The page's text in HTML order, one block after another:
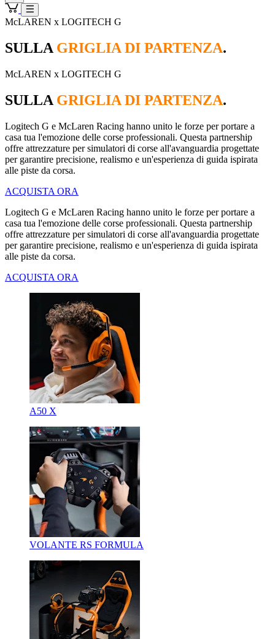
McLAREN x LOGITECH G
SULLA GRIGLIA DI PARTENZA.
McLAREN x LOGITECH G
SULLA GRIGLIA DI PARTENZA.
Logitech G e McLaren Racing hanno unito le forze per portare a
casa tua l'emozione delle corse professionali. Questa partnership
offre attrezzature per simulatori di corse all'avanguardia progettate
per garantire precisione, realismo e un'esperienza di guida ispirata
alle piste da corsa.
ACQUISTA ORA
Logitech G e McLaren Racing hanno unito le forze per portare a
casa tua l'emozione delle corse professionali. Questa partnership
offre attrezzature per simulatori di corse all'avanguardia progettate
per garantire precisione, realismo e un'esperienza di guida ispirata
alle piste da corsa.
ACQUISTA ORA
A50 X
VOLANTE RS FORMULA